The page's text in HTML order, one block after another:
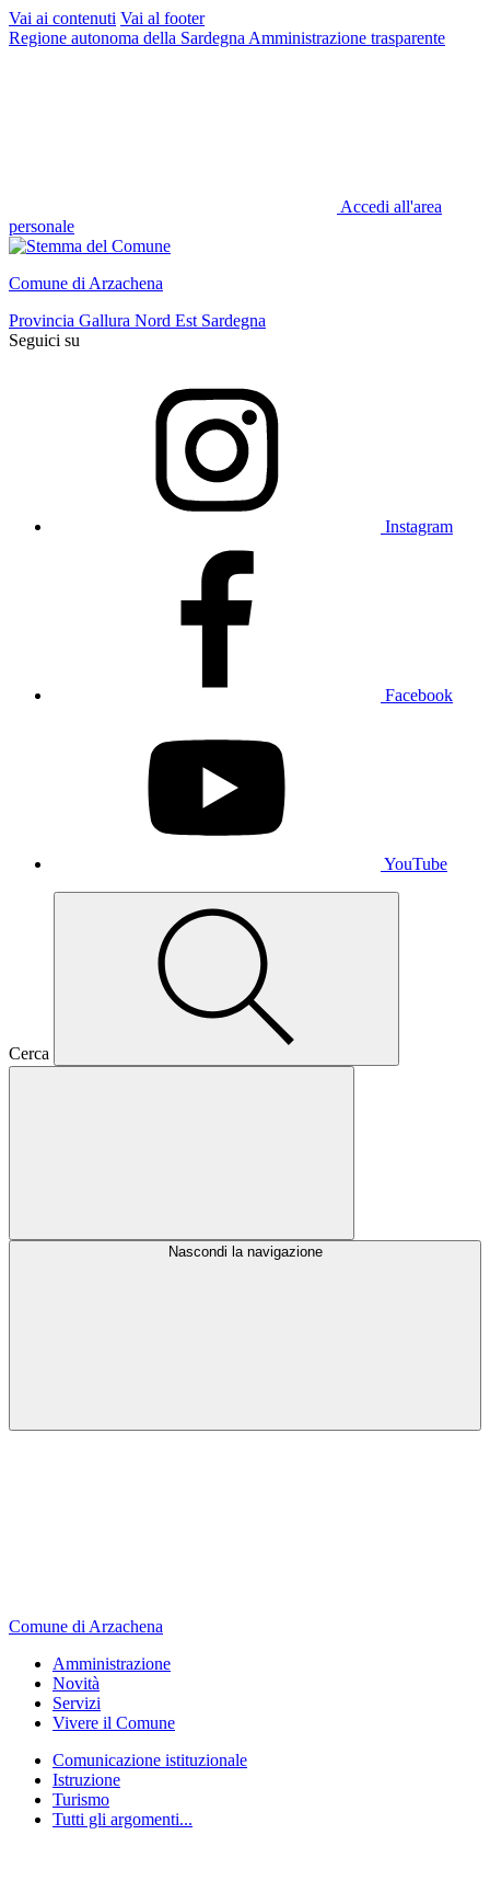
Vai ai contenuti Vai al footer
Regione autonoma della Sardegna Amministrazione trasparente
Accedi all'area
personale
Comune di Arzachena
Provincia Gallura Nord Est Sardegna
Seguici su
Instagram
Facebook
YouTube
Cerca
Nascondi la navigazione
Comune di Arzachena
Amministrazione
Novità
Servizi
Vivere il Comune
Comunicazione istituzionale
Istruzione
Turismo
Tutti gli argomenti...